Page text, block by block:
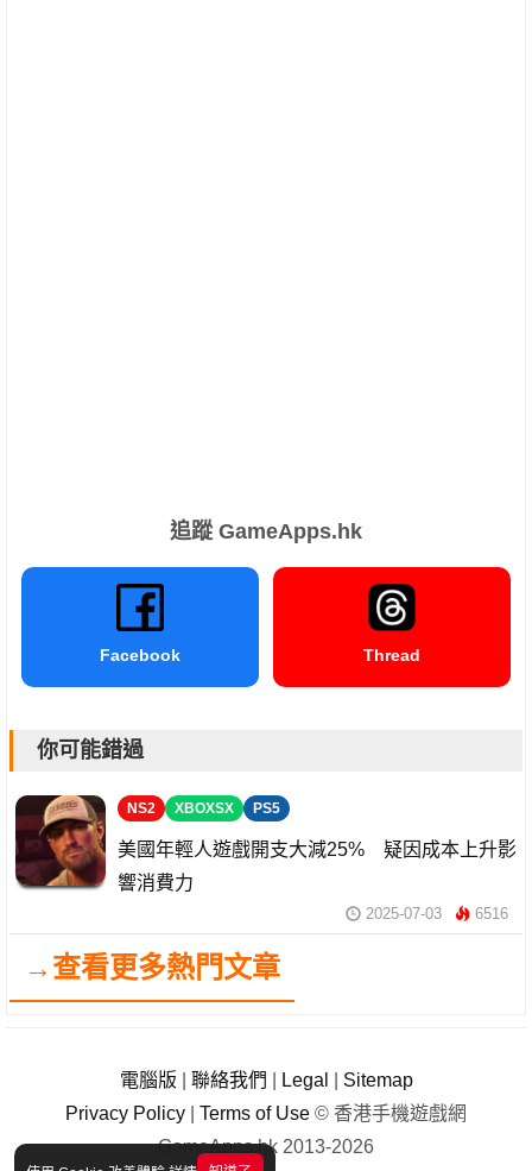
追蹤 GameApps.hk
Facebook Thread
你可能錯過
NS2 XBOXSX PS5
美國年輕人遊戲開支大減25% 疑因成本上升影
響消費力
2025-07-03 6516
→查看更多熱門文章
電腦版 聯絡我們 Legal
Sitemap
Privacy Policy
Terms of Use © 香港手機遊戲網
GameApps.hk 2013-2026